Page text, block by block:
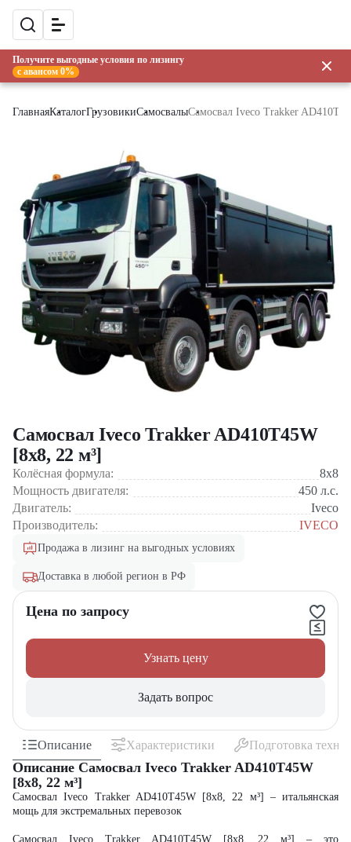
Получите выгодные условия по лизингу
с авансом 0%
ГлавнаяКаталогГрузовикиСамосвалыСамосвал Iveco Trakker
Самосвал Iveco Trakker AD410T45W
[8x8, 22 м³]
Колёсная формула:
8x8
Мощность двигателя:
450 л.с.
Двигатель:
Iveco
Производитель:
IVECO
Продажа в лизинг на выгодных условиях
Доставка в любой регион в РФ
Цена по запросу
Узнать цену
Задать вопрос
Описание Характеристики Подготовка
Описание Самосвал Iveco Trakker AD410T45W
[8x8, 22 м³]
Самосвал Iveco Trakker AD410T45W [8x8, 22 м³] – итальянская
мощь для экстремальных перевозок
Самосвал Iveco Trakker AD410T45W [8x8, 22 м³] – это